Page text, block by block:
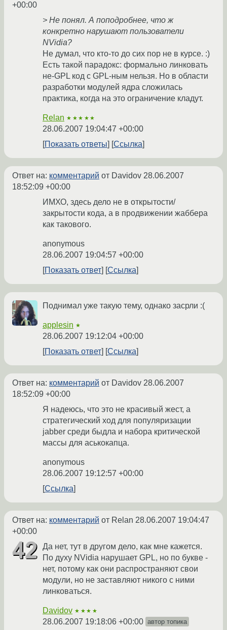
+00:00
> Не понял. А поподробнее, что ж
конкретно нарушают пользователи
NVidia?
Не думал, что кто-то до сих пор не в курсе. :)
Есть такой парадокс: формально линковать
не-GPL код с GPL-ным нельзя. Но в области
разработки модулей ядра сложилась
практика, когда на это ограничение кладут.
Relan ★★★★★
28.06.2007 19:04:47 +00:00
Показать ответы
Ссылка
Ответ на: комментарий от Davidov 28.06.2007
18:52:09 +00:00
ИМХО, здесь дело не в открытости/
закрытости кода, а в продвижении жаббера
как такового.
anonymous
28.06.2007 19:04:57 +00:00
Показать ответ
Ссылка
Поднимал уже такую тему, однако засрли :(
applesin ★
28.06.2007 19:12:04 +00:00
Показать ответ
Ссылка
Ответ на: комментарий от Davidov 28.06.2007
18:52:09 +00:00
Я надеюсь, что это не красивый жест, а
стратегический ход для популяризации
jabber среди быдла и набора критической
массы для аськокапца.
anonymous
28.06.2007 19:12:57 +00:00
Ссылка
Ответ на: комментарий от Relan 28.06.2007 19:04:47
+00:00
Да нет, тут в другом дело, как мне кажется.
По духу NVidia нарушает GPL, но по букве -
нет, потому как они распространяют свои
модули, но не заставляют никого с ними
линковаться.
Davidov ★★★★
28.06.2007 19:18:06 +00:00 автор топика